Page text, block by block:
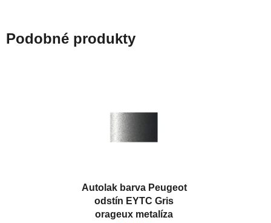
Podobné produkty
Autolak barva Peugeot
odstín EYTC Gris
orageux metalíza